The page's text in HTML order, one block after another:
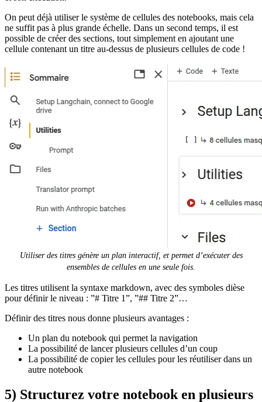
On peut déjà utiliser le système de cellules des notebooks, mais cela
ne suffit pas à plus grande échelle. Dans un second temps, il est
possible de créer des sections, tout simplement en ajoutant une
cellule contenant un titre au-dessus de plusieurs cellules de code !
Utiliser des titres génère un plan interactif, et permet d’exécuter des
ensembles de cellules en une seule fois.
Les titres utilisent la syntaxe markdown, avec des symboles dièse
pour définir le niveau : ”# Titre 1”, ”## Titre 2”…
Définir des titres nous donne plusieurs avantages :
Un plan du notebook qui permet la navigation
La possibilité de lancer plusieurs cellules d’un coup
La possibilité de copier les cellules pour les réutiliser dans un
autre notebook
5) Structurez votre notebook en plusieurs